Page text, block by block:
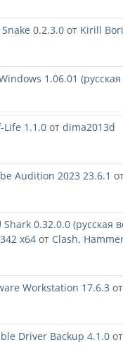
0.2.3.0 от Kirill
1.06.01
Life 1.1.0 от dima2013d
Audition 2023 23.6.1
Shark 0.32.0.0 (русская
x64 от Clash,
Workstation 17.6.3 от
Driver Backup 4.1.0 от